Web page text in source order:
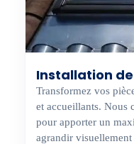
Installation
Transformez vos
et accueillants. Nous
pour apporter un
agrandir